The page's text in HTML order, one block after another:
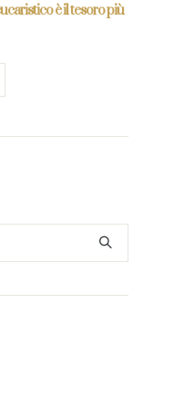
è il tesoro più